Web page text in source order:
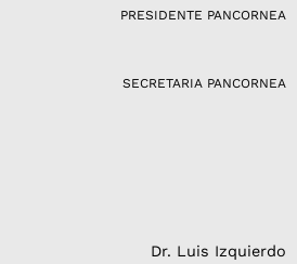
PRESIDENTE PANCORNEA
SECRETARIA PANCORNEA
Dr. Luis Izquierdo